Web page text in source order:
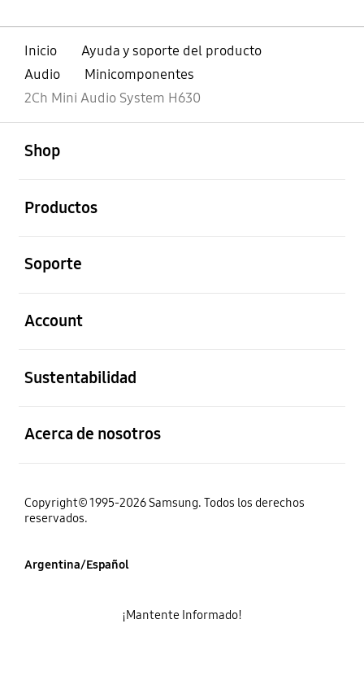
Inicio
Ayuda y soporte del producto
Audio
Minicomponentes
2Ch Mini Audio System H630
Shop
Productos
Soporte
Account
Sustentabilidad
Acerca de nosotros
Copyright© 1995-2026 Samsung. Todos los derechos
reservados.
Argentina/Español
¡Mantente Informado!